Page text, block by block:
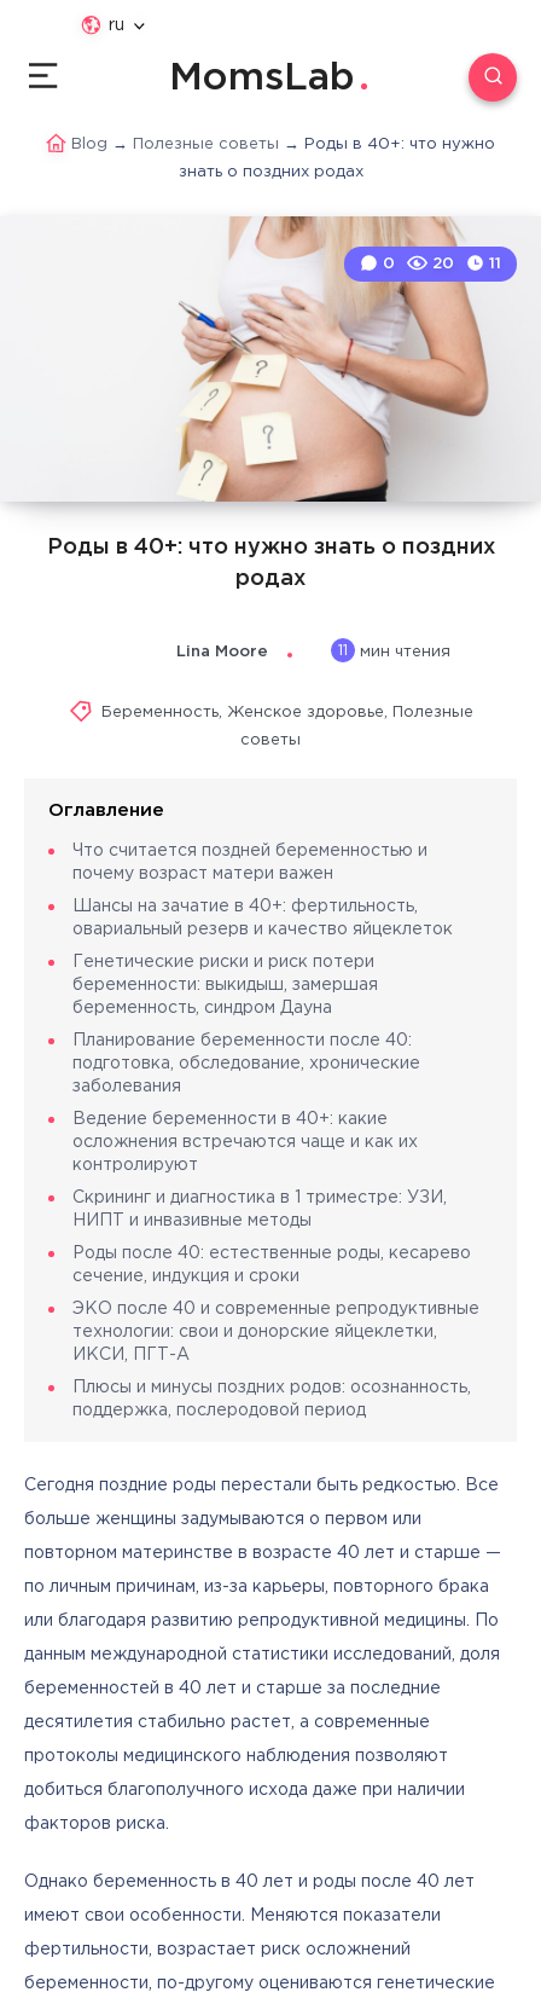
ru
MomsLab
Blog → Полезные советы → Роды в 40+: что нужно
знать о поздних родах
Роды в 40+: что нужно знать о поздних
родах
0 20 11
Lina Moore 11 мин чтения
Беременность, Женское здоровье Полезные
советы
Оглавление
Что считается поздней беременностью и
почему возраст матери важен
Шансы на зачатие в 40+: фертильность,
овариальный резерв и качество яйцеклеток
Генетические риски и риск потери
беременности: выкидыш, замершая
беременность, синдром Дауна
Планирование беременности после 40:
подготовка, обследование, хронические
заболевания
Ведение беременности в 40+: какие
осложнения встречаются чаще и как их
контролируют
Скрининг и диагностика в 1 триместре: УЗИ,
НИПТ и инвазивные методы
Роды после 40: естественные роды, кесарево
сечение, индукция и сроки
ЭКО после 40 и современные репродуктивные
технологии: свои и донорские яйцеклетки,
ИКСИ, ПГТ-А
Плюсы и минусы поздних родов: осознанность,
поддержка, послеродовой период
Сегодня поздние роды перестали быть редкостью. Все
больше женщины задумываются о первом или
повторном материнстве в возрасте 40 лет и старше —
по личным причинам, из-за карьеры, повторного брака
или благодаря развитию репродуктивной медицины. По
данным международной статистики исследований, доля
беременностей в 40 лет и старше за последние
десятилетия стабильно растет, а современные
протоколы медицинского наблюдения позволяют
добиться благополучного исхода даже при наличии
факторов риска.
Однако беременность в 40 лет и роды после 40 лет
имеют свои особенности. Меняются показатели
фертильности, возрастает риск осложнений
беременности, по-другому оцениваются генетические